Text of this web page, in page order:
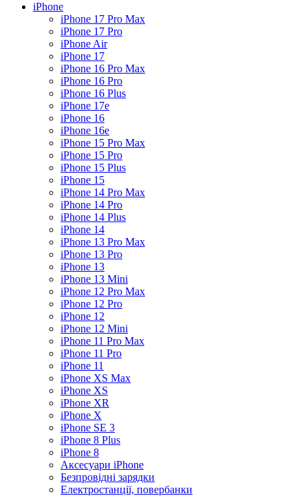
iPhone
iPhone 17 Pro Max
iPhone 17 Pro
iPhone Air
iPhone 17
iPhone 16 Pro Max
iPhone 16 Pro
iPhone 16 Plus
iPhone 17e
iPhone 16
iPhone 16e
iPhone 15 Pro Max
iPhone 15 Pro
iPhone 15 Plus
iPhone 15
iPhone 14 Pro Max
iPhone 14 Pro
iPhone 14 Plus
iPhone 14
iPhone 13 Pro Max
iPhone 13 Pro
iPhone 13
iPhone 13 Mini
iPhone 12 Pro Max
iPhone 12 Pro
iPhone 12
iPhone 12 Mini
iPhone 11 Pro Max
iPhone 11 Pro
iPhone 11
iPhone XS Max
iPhone XS
iPhone XR
iPhone X
iPhone SE 3
iPhone 8 Plus
iPhone 8
Аксесуари iPhone
Безпровідні зарядки
Електростанції, повербанки